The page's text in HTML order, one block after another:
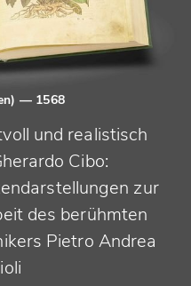
— 1568
und realistisch
Cibo:
zur
des berühmten
Pietro Andrea